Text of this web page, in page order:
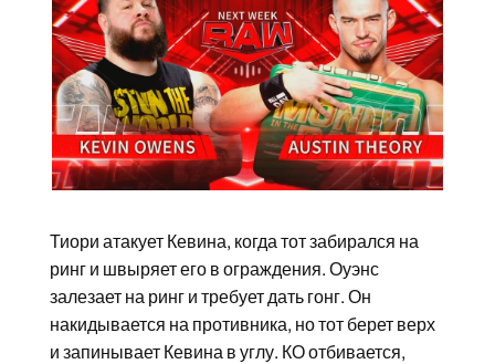
Тиори атакует Кевина, когда тот забирался на
ринг и швыряет его в ограждения. Оуэнс
залезает на ринг и требует дать гонг. Он
накидывается на противника, но тот берет верх
и запинывает Кевина в углу. КО отбивается,